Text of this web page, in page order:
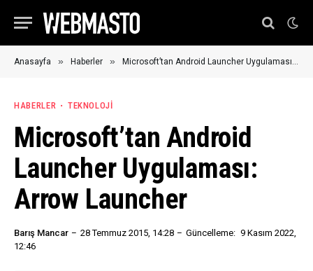
Anasayfa » Haberler » Microsoft’tan Android Launcher Uygulaması: Arrow Launcher
HABERLER TEKNOLOJI
Microsoft’tan Android
Launcher Uygulaması:
Arrow Launcher
Barış Mancar 28 Temmuz 2015, 14:28 Güncelleme: 9 Kasım 2022,
12:46